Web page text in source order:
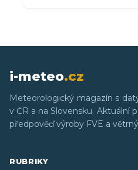
i-meteo.cz
Meteorologický magazín s
v ČR a na Slovensku. Aktuální
předpověď výroby FVE a
RUBRIKY